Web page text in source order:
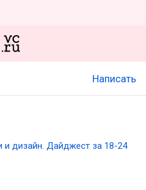
Написать
и дизайн. Дайджест за 18-24